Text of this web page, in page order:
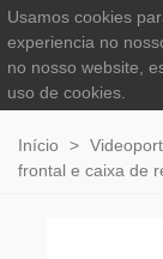
Início >
frontal e caixa de
Usamos cookies
experiencia no
no nosso website,
uso de cookies.